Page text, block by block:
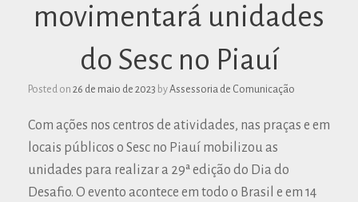
movimentará unidades
do Sesc no Piauí
Posted on 26 de maio de 2023 byAssessoria de Comunicação
Com ações nos centros de atividades, nas praças e em
locais públicos o Sesc no Piauí mobilizou as
unidades para realizar a 29ª edição do Dia do
Desafio. O evento acontece em todo o Brasil e em 14